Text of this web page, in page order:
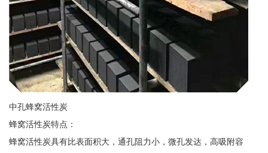
中孔蜂窝活性炭
蜂窝活性炭特点：
蜂窝活性炭具有比表面积大，通孔阻力小，微孔发达，高吸附容